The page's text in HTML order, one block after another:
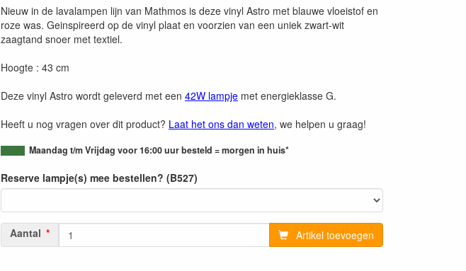
Nieuw in de lavalampen lijn van Mathmos is deze vinyl Astro met blauwe vloeistof en
roze was. Geinspireerd op de vinyl plaat en voorzien van een uniek zwart-wit
zaagtand snoer met textiel.
Hoogte : 43 cm
Deze vinyl Astro wordt geleverd met een 42W lampje met energieklasse G.
Heeft u nog vragen over dit product? Laat het ons dan weten, we helpen u graag!
Maandag t/m Vrijdag voor 16:00 uur besteld = morgen in huis*
Reserve lampje(s) mee bestellen? (B527)
Aantal Artikel toevoegen